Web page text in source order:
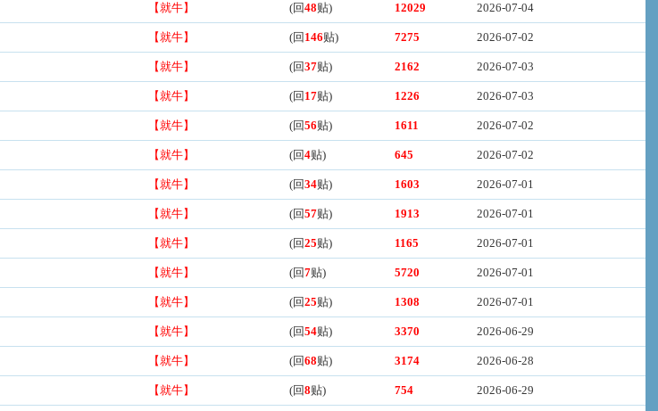
【就牛】 (回48贴) 12029 2026-07-04
【就牛】 (回 146贴) 7275 2026-07-02
【就牛】 (回37贴) 2162 2026-07-03
【就牛】 (回 17贴) 1226 2026-07-03
【就牛】 (回56贴) 1611 2026-07-02
【就牛】 (回4贴) 645 2026-07-02
【就牛】 (回34贴) 1603 2026-07-01
【就牛】 (回57贴) 1913 2026-07-01
【就牛】 (回25贴) 1165 2026-07-01
【就牛】 (回7贴) 5720 2026-07-01
【就牛】 (回25贴) 1308 2026-07-01
【就牛】 (回54贴) 3370 2026-06-29
【就牛】 (回68贴) 3174 2026-06-28
【就牛】 (回8贴) 754 2026-06-29